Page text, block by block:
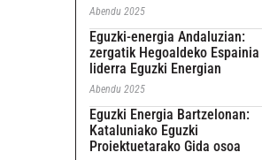
Abendu 2025
Eguzki-energia Andaluzian:
zergatik Hegoaldeko Espainia
liderra Eguzki Energian
Abendu 2025
Eguzki Energia Bartzelonan:
Kataluniako Eguzki
Proiektuetarako Gida osoa